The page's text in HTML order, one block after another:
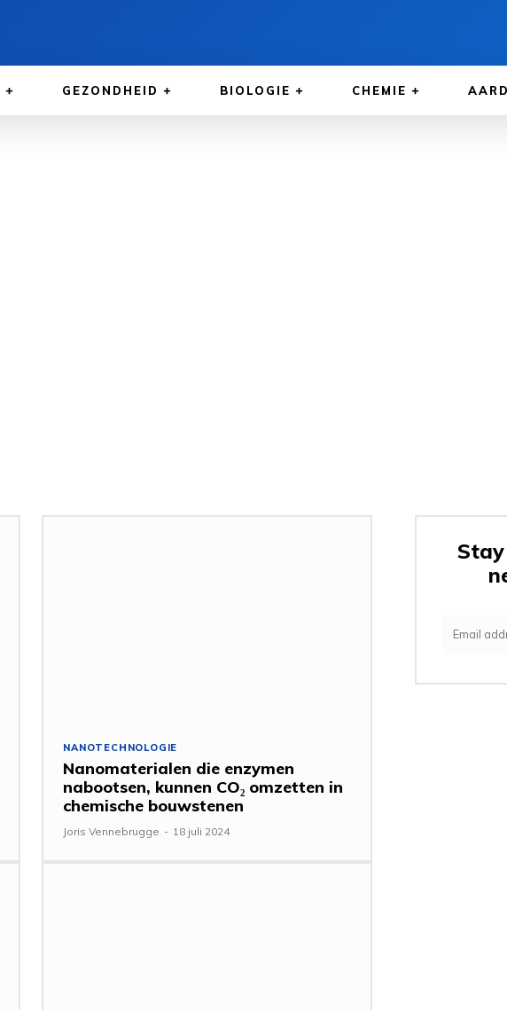
GEZONDHEID BIOLOGIE CHEMIE
NANOTECHNOLOGIE
Nanomaterialen die enzymen
nabootsen, kunnen CO₂ omzetten in
chemische bouwstenen
Joris Vennebrugge - 18 juli 2024